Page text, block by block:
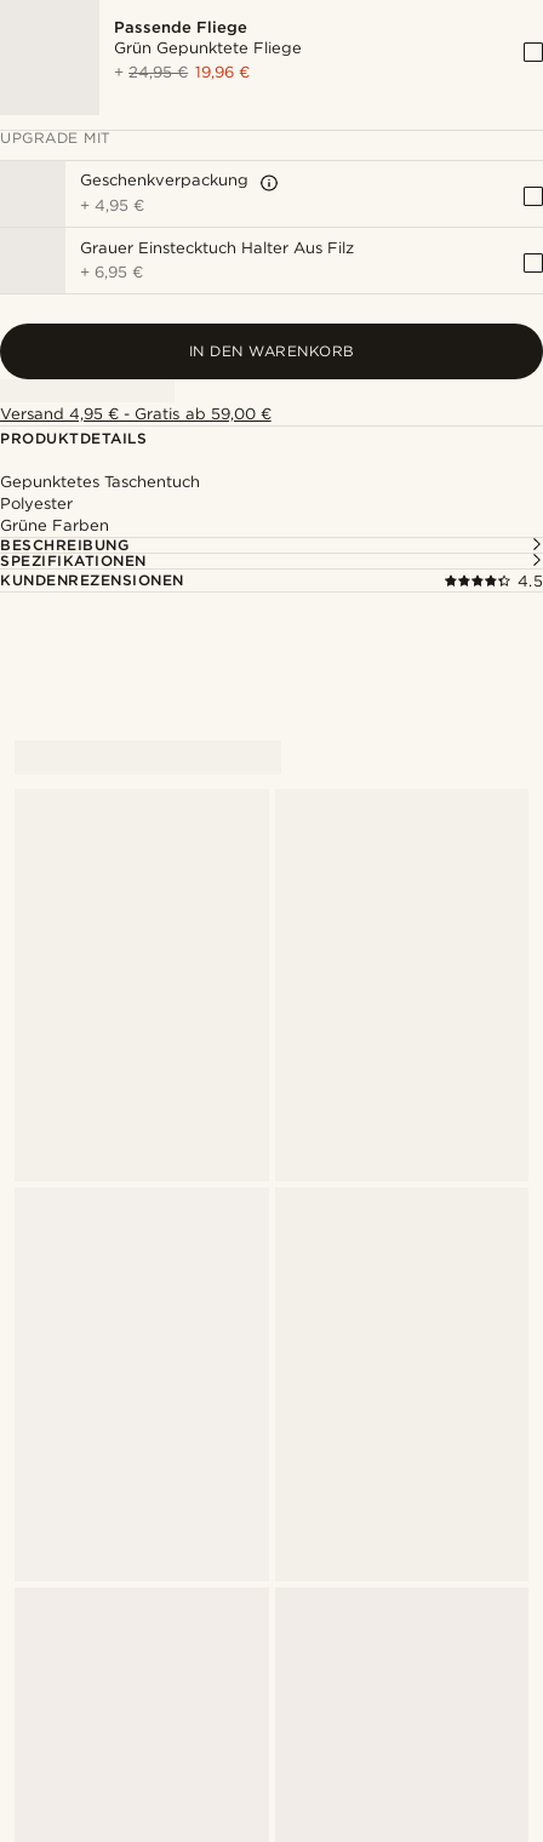
Passende Fliege
Grün Gepunktete Fliege
+24,95 € 19,96 €
UPGRADE MIT
Geschenkverpackung
+4,95 €
Grauer Einstecktuch Halter Aus Filz
+6,95 €
IN DEN WARENKORB
Versand 4,95 € - Gratis ab 59,00 €
PRODUKTDETAILS
Gepunktetes Taschentuch
Polyester
Grüne Farben
BESCHREIBUNG
SPEZIFIKATIONEN
KUNDENREZENSIONEN
4.5